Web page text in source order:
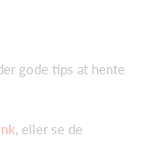
gode tips at hente
, eller se de